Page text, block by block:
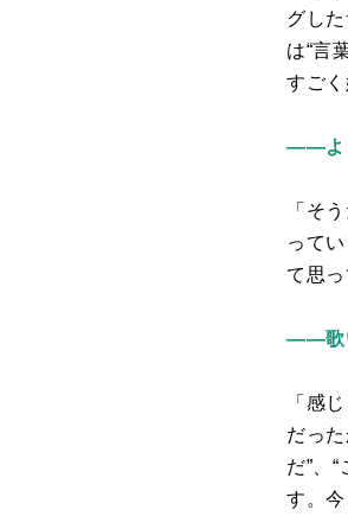
グし
は“言
すごく
――よ
「そ
って
て思っ
――歌
「感
だっ
だ”、
す。